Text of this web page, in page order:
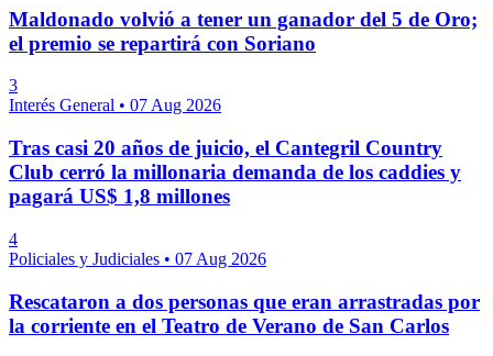
Maldonado volvió a tener un ganador del 5 de Oro;
el premio se repartirá con Soriano
3
Interés General • 07 Aug 2026
Tras casi 20 años de juicio, el Cantegril Country
Club cerró la millonaria demanda de los caddies y
pagará US$ 1,8 millones
4
Policiales y Judiciales • 07 Aug 2026
Rescataron a dos personas que eran arrastradas por
la corriente en el Teatro de Verano de San Carlos